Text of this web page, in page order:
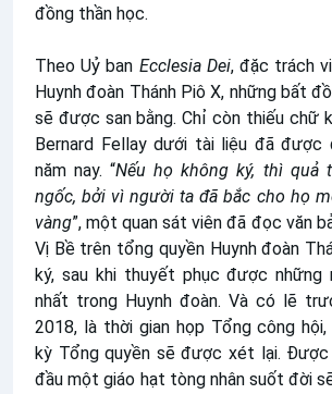
đồng thần học.
Theo Uỷ ban Ecclesia Dei, đặc trách
Huynh đoàn Thánh Piô X, những bất
sẽ được san bằng. Chỉ còn thiếu chữ
Bernard Fellay dưới tài liệu đã được
năm nay. “Nếu họ không ký, thì quả
ngốc, bởi vì người ta đã bắc cho họ
vàng”, một quan sát viên đã đọc văn
Vị Bề trên tổng quyền Huynh đoàn
ký, sau khi thuyết phục được những
nhất trong Huynh đoàn. Và có lẽ
2018, là thời gian họp Tổng công
kỳ Tổng quyền sẽ được xét lại.
đầu một giáo hạt tòng nhân suốt đời